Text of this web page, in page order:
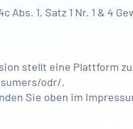
Abs. 1, Satz 1 Nr. 1 & 4
stellt eine Plattform
odr/.
Sie oben im